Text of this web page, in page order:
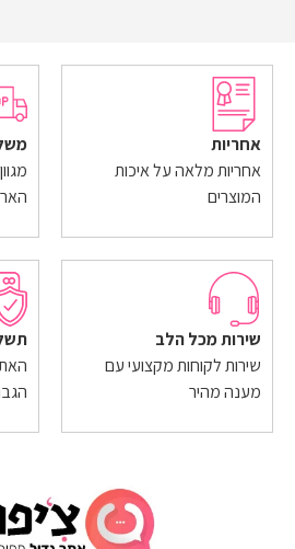
אחריות
אחריות מלאה על איכות
המוצרים
שירות מכל הלב
שירות לקוחות מקצועי עם
מענה מהיר